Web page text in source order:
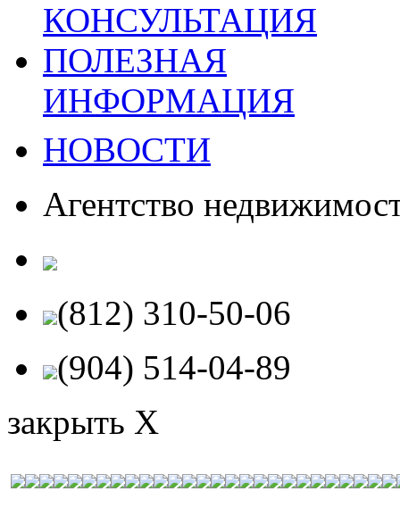
КОНСУЛЬТАЦИЯ
ПОЛЕЗНАЯ
ИНФОРМАЦИЯ
НОВОСТИ
Агентство
(812) 310-50-06
(904) 514-04-89
закрыть X